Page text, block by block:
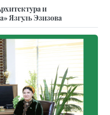
и
Язгуль Эзизова